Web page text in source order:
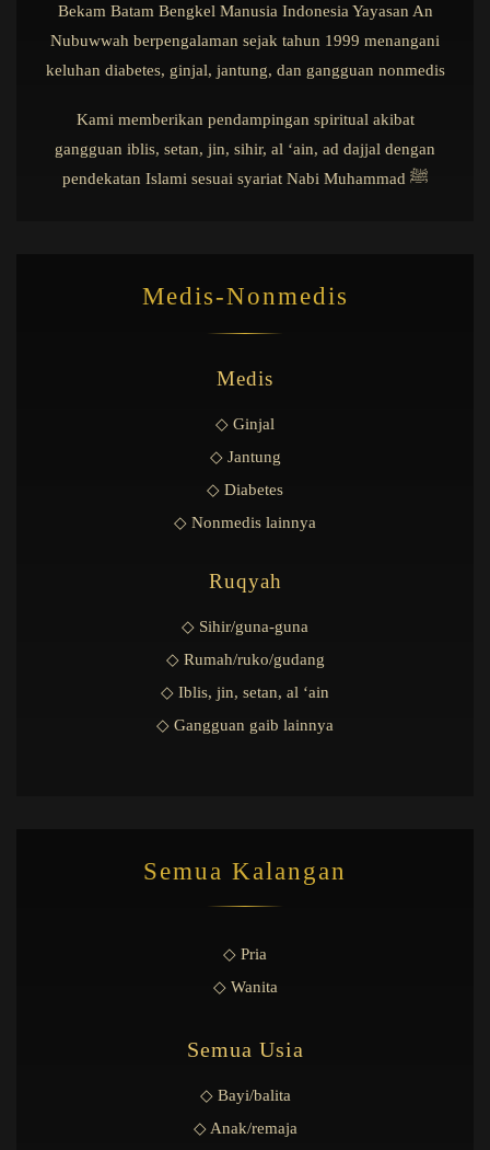
Bekam Batam Bengkel Manusia Indonesia Yayasan An
Nubuwwah berpengalaman sejak tahun 1999 menangani
keluhan diabetes, ginjal, jantung, dan gangguan nonmedis
Kami memberikan pendampingan spiritual akibat
gangguan iblis, setan, jin, sihir, al ‘ain, ad dajjal dengan
pendekatan Islami sesuai syariat Nabi Muhammad ﷺ
Medis-Nonmedis
Medis
◇ Ginjal
◇ Jantung
◇ Diabetes
◇ Nonmedis lainnya
Ruqyah
◇ Sihir/guna-guna
◇ Rumah/ruko/gudang
◇ Iblis, jin, setan, al ‘ain
◇ Gangguan gaib lainnya
Semua Kalangan
◇ Pria
◇ Wanita
Semua Usia
◇ Bayi/balita
◇ Anak/remaja